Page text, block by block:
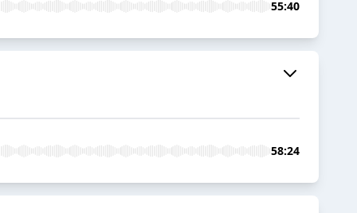
55:40
58:24